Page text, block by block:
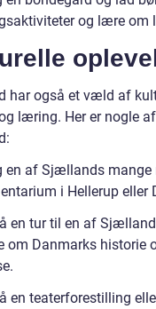
og lære om
har også et væld af
læring. Her er nogle
en af Sjællands mange
i Hellerup eller
en tur til en af
om Danmarks historie
en teaterforestilling